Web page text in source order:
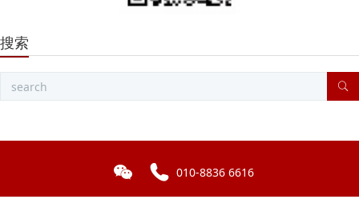
搜索
010-8836 6616